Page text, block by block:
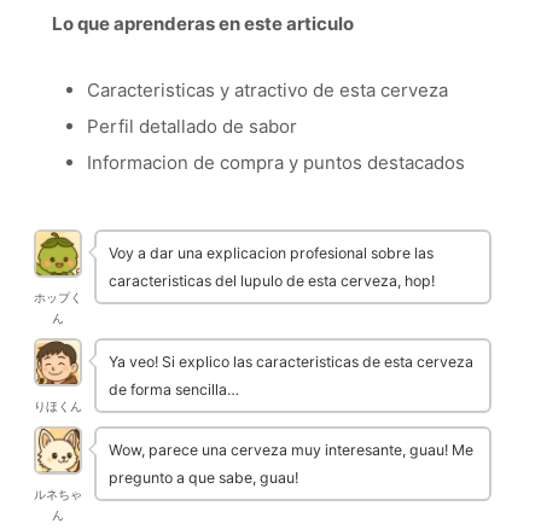
Lo que aprenderas en este articulo
Caracteristicas y atractivo de esta cerveza
Perfil detallado de sabor
Informacion de compra y puntos destacados
ホップく
ん
Voy a dar una explicacion profesional sobre las
caracteristicas del lupulo de esta cerveza, hop!
りほくん
Ya veo! Si explico las caracteristicas de esta cerveza
de forma sencilla…
ルネちゃ
ん
Wow, parece una cerveza muy interesante, guau! Me
pregunto a que sabe, guau!